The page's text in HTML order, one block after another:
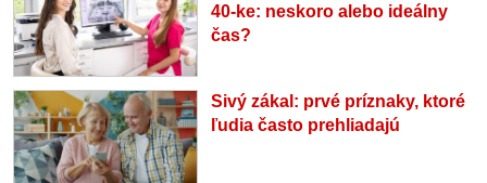
40-ke: neskoro alebo ideálny
čas?
Sivý zákal: prvé príznaky, ktoré
ľudia často prehliadajú